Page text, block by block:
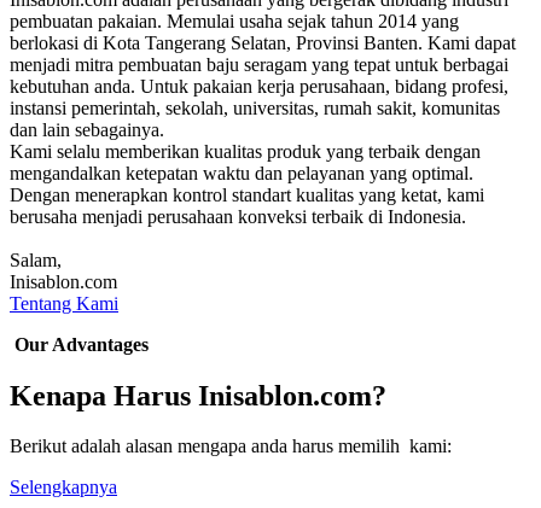
pembuatan pakaian. Memulai usaha sejak tahun 2014 yang
berlokasi di Kota Tangerang Selatan, Provinsi Banten. Kami dapat
menjadi mitra pembuatan baju seragam yang tepat untuk berbagai
kebutuhan anda. Untuk pakaian kerja perusahaan, bidang profesi,
instansi pemerintah, sekolah, universitas, rumah sakit, komunitas
dan lain sebagainya.
Kami selalu memberikan kualitas produk yang terbaik dengan
mengandalkan ketepatan waktu dan pelayanan yang optimal.
Dengan menerapkan kontrol standart kualitas yang ketat, kami
berusaha menjadi perusahaan konveksi terbaik di Indonesia.
Salam,
Inisablon.com
Tentang Kami
Our Advantages
Kenapa Harus Inisablon.com?
Berikut adalah alasan mengapa anda harus memilih kami:
Selengkapnya